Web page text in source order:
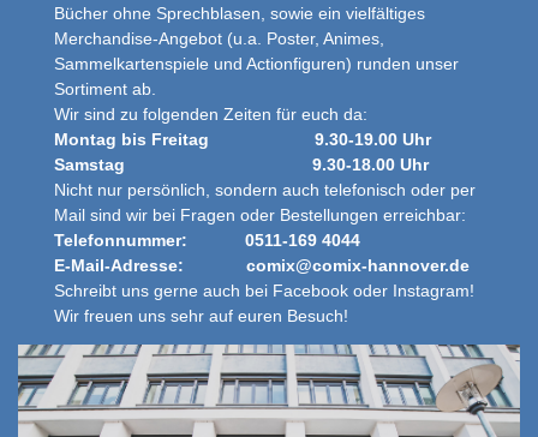
Bücher ohne Sprechblasen, sowie ein vielfältiges
Merchandise-Angebot (u.a. Poster, Animes,
Sammelkartenspiele und Actionfiguren) runden unser
Sortiment ab.
Wir sind zu folgenden Zeiten für euch da:
Montag bis Freitag 9.30-19.00 Uhr
Samstag 9.30-18.00 Uhr
Nicht nur persönlich, sondern auch telefonisch oder per
Mail sind wir bei Fragen oder Bestellungen erreichbar:
Telefonnummer: 0511-169 4044
E-Mail-Adresse: comix@comix-hannover.de
Schreibt uns gerne auch bei Facebook oder Instagram!
Wir freuen uns sehr auf euren Besuch!